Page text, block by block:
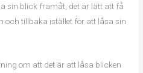
sin blick framåt, det är lätt att få
och tillbaka istället för att låsa sin
om att det är att låsa blicken